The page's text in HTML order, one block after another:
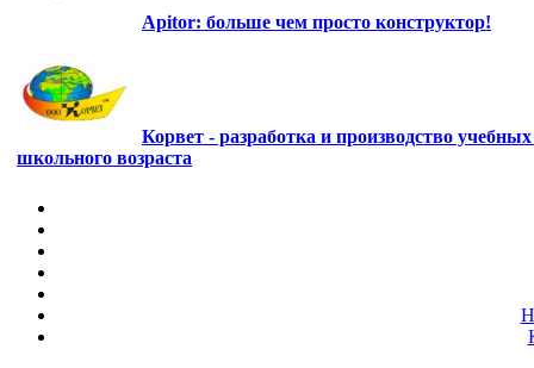
Apitor: больше чем просто конструктор!
Корвет - разработка и производство
школьного возраста